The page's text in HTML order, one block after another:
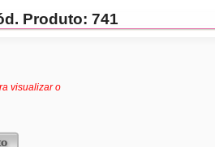
Produto: 741
visualizar o